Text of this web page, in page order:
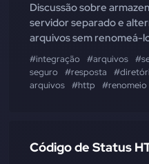
Discussão sobre
servidor separado e
arquivos sem renomeá-
#integração #arquivos
seguro
#resposta
arquivos #http #renomeio
Código de Status